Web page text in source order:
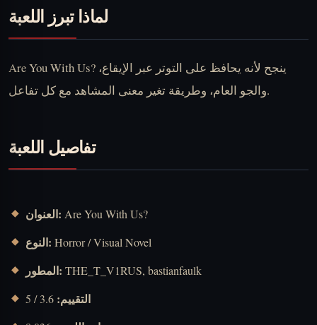
لماذا تبرز اللعبة
Are You With Us? ينجح لأنه يحافظ على التوتر عبر الإيقاع،
والجو العام، وطريقة تغير معنى المشاهد مع كل تفاعل.
تفاصيل اللعبة
العنوان: Are You With Us?
النوع: Horror / Visual Novel
المطور: THE_T_V1RUS, bastianfaulk
التقييم: